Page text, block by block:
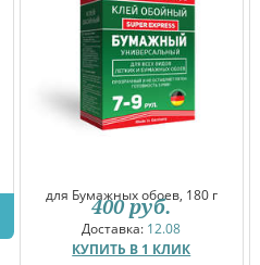
для Бумажных обоев, 180 г
Доставка: 12.08
КУПИТЬ В 1 КЛИК
400 руб.